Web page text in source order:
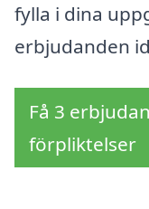
fylla i dina
erbjudanden
Få 3
förpliktelser